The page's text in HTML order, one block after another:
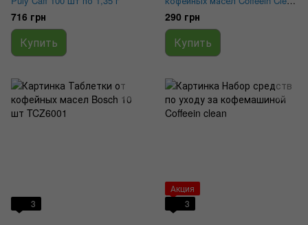
716 грн
Купить
Detergent 1 л
290 грн
Купить
3
Акция
3